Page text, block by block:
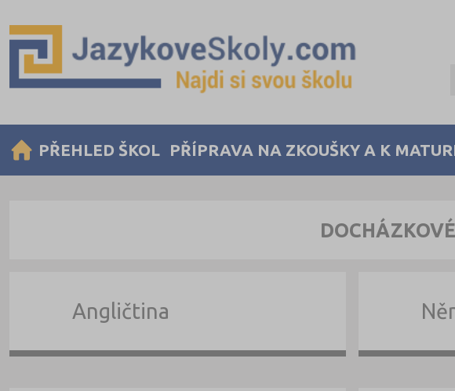
PŘEHLED ŠKOL PŘÍPRAVA NA ZKOUŠKY A K
Angličtina